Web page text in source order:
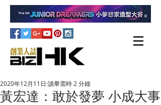
黃宏達：敢於發夢 小成大事
2020年12月11日 讀畢需時 2 分鐘